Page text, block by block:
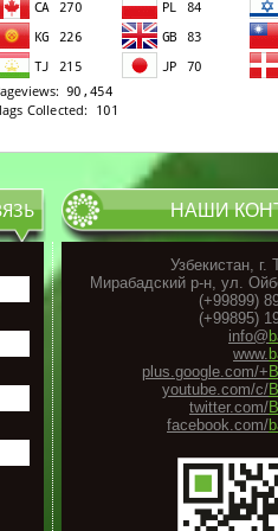
НАШИ
Узбекистан, г.
Мирабадский р-н, ул.
(+99899)
(+99895)
info@
www.
plus.google.com/+
youtube.com/c/
twitter.com/
facebook.com/